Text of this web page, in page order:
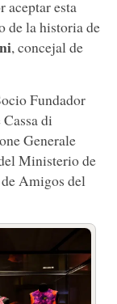
aceptar esta
de la historia de
, concejal de
Fundador
di
Generale
Ministerio de
Amigos del